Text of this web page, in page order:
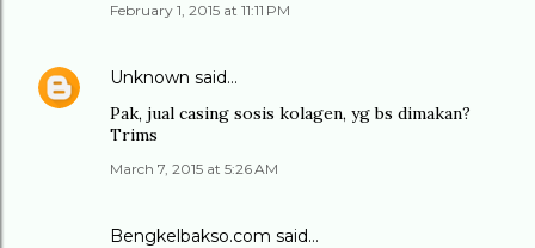
February 1, 2015 at 11:11 PM
Unknown said…
Pak, jual casing sosis kolagen, yg bs dimakan?
Trims
March 7, 2015 at 5:26 AM
Bengkelbakso.com said…